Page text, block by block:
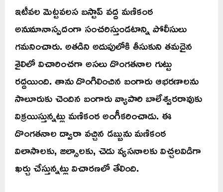
ఇటీవల మెట్టవలస బస్టాప్ వద్ద మణికంఠ
అనుమానాస్పదంగా సంచరిస్తుండటాన్ని పోలీసులు
గమనించారు. అతడిని అదుపులోకి తీసుకుని తమదైన
శైలిలో విచారించగా అసలు దొంగతనాల గుట్టు
రద్దయింది. తాను దొంగిలించిన బంగారు ఆభరణాలను
సాలూరుకు చెందిన బంగారు వ్యాపారి బాలేశ్వరరావుకు
విక్రయిస్తున్నట్లు మణికంఠ అంగీకరించాడు. ఈ
దొంగతనాల ద్వారా వచ్చిన డబ్బును మణికంఠ
విలాసాలకు, జల్సాలకు, చెడు వ్యసనాలకు విచ్చలవిడిగా
ఖర్చు చేస్తున్నట్లు విచారణలో తేలింది.